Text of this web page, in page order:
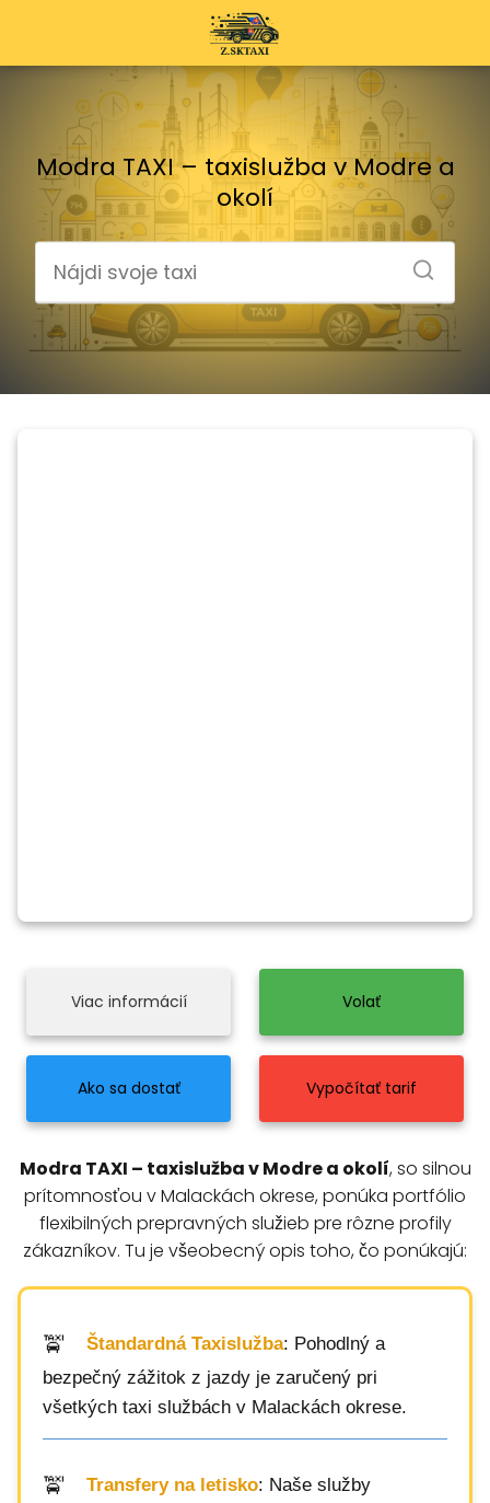
Modra TAXI – taxislužba v Modre a
okolí
Viac informácií Volať
Ako sa dostať Vypočítať tarif
Modra TAXI – taxislužba v Modre a okolí, so silnou
prítomnosťou v Malackách okrese, ponúka portfólio
flexibilných prepravných služieb pre rôzne profily
zákazníkov. Tu je všeobecný opis toho, čo ponúkajú:
Štandardná Taxislužba: Pohodlný a
bezpečný zážitok z jazdy je zaručený pri
všetkých taxi službách v Malackách okrese.
Transfery na letisko: Naše služby